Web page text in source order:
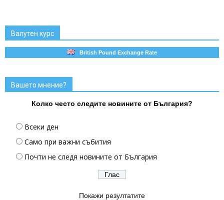
Валутен курс
British Pound Exchange Rate
Вашето мнение?
Колко често следите новините от България?
Всеки ден
Само при важни събития
Почти не следя новините от България
Покажи резултатите